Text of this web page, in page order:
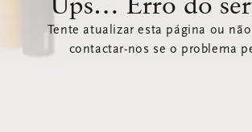
Tente atualizar esta página ou
contactar-nos se o problema